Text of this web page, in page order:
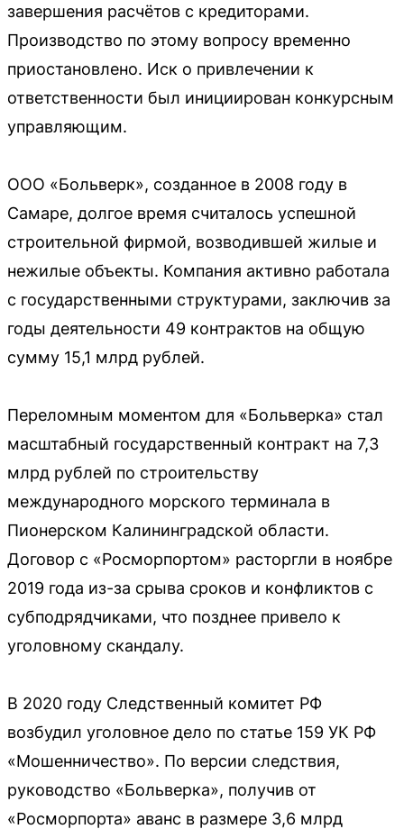
завершения расчётов с кредиторами.
Производство по этому вопросу временно
приостановлено. Иск о привлечении к
ответственности был инициирован конкурсным
управляющим.
ООО «Больверк», созданное в 2008 году в
Самаре, долгое время считалось успешной
строительной фирмой, возводившей жилые и
нежилые объекты. Компания активно работала
с государственными структурами, заключив за
годы деятельности 49 контрактов на общую
сумму 15,1 млрд рублей.
Переломным моментом для «Больверка» стал
масштабный государственный контракт на 7,3
млрд рублей по строительству
международного морского терминала в
Пионерском Калининградской области.
Договор с «Росморпортом» расторгли в ноябре
2019 года из-за срыва сроков и конфликтов с
субподрядчиками, что позднее привело к
уголовному скандалу.
В 2020 году Следственный комитет РФ
возбудил уголовное дело по статье 159 УК РФ
«Мошенничество». По версии следствия,
руководство «Больверка», получив от
«Росморпорта» аванс в размере 3,6 млрд